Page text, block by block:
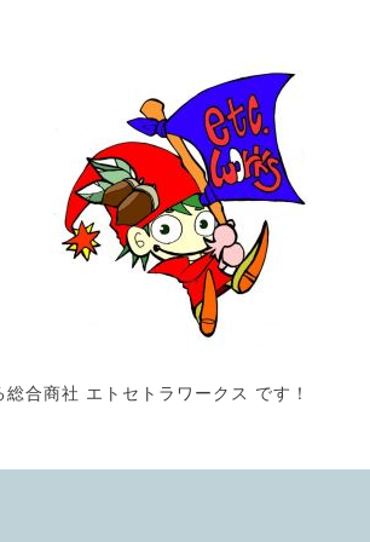
合商社 エトセトラワークス です！